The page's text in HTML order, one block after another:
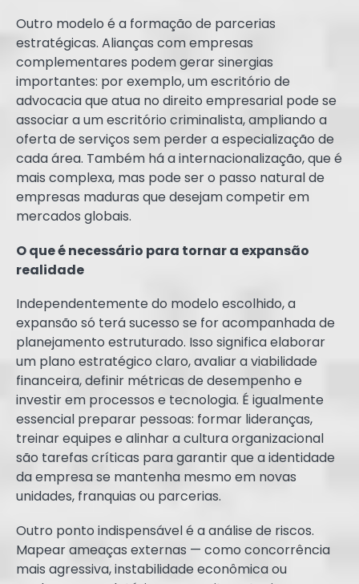
Outro modelo é a formação de parcerias
estratégicas. Alianças com empresas
complementares podem gerar sinergias
importantes: por exemplo, um escritório de
advocacia que atua no direito empresarial pode se
associar a um escritório criminalista, ampliando a
oferta de serviços sem perder a especialização de
cada área. Também há a internacionalização, que é
mais complexa, mas pode ser o passo natural de
empresas maduras que desejam competir em
mercados globais.
O que é necessário para tornar a expansão
realidade
Independentemente do modelo escolhido, a
expansão só terá sucesso se for acompanhada de
planejamento estruturado. Isso significa elaborar
um plano estratégico claro, avaliar a viabilidade
financeira, definir métricas de desempenho e
investir em processos e tecnologia. É igualmente
essencial preparar pessoas: formar lideranças,
treinar equipes e alinhar a cultura organizacional
são tarefas críticas para garantir que a identidade
da empresa se mantenha mesmo em novas
unidades, franquias ou parcerias.
Outro ponto indispensável é a análise de riscos.
Mapear ameaças externas — como concorrência
mais agressiva, instabilidade econômica ou